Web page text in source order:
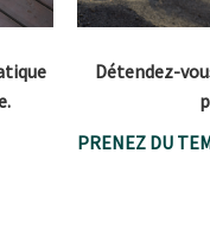
Détendez-
PRENEZ DU